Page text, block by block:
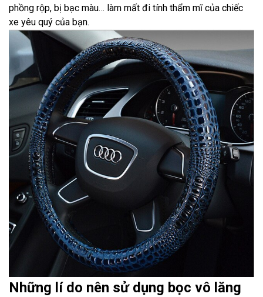
phồng rộp, bị bạc màu… làm mất đi tính thẩm mĩ của chiếc
xe yêu quý của bạn.
Những lí do nên sử dụng bọc vô lăng